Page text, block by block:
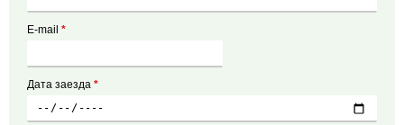
E-mail *
Дата заезда *